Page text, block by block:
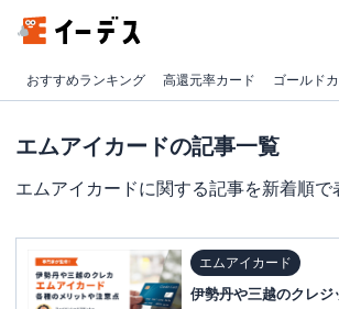
おすすめランキング 高還元率カード ゴールド
エムアイカードの記事一覧
エムアイカードに関する記事を新着順で
エムアイカード
伊勢丹や三越のクレジ